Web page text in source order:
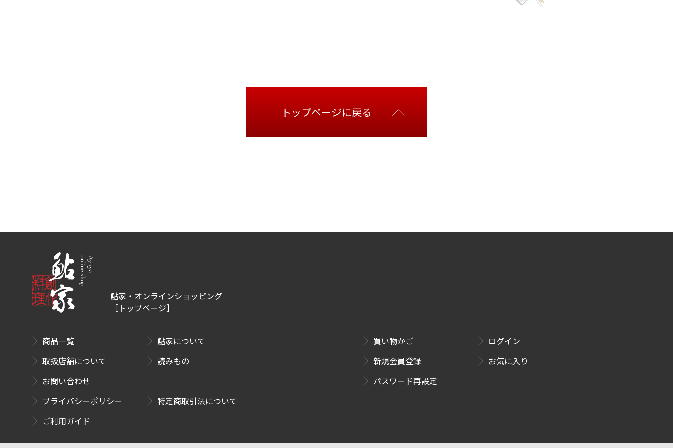
トップページに戻る
鮎家・オンラインショッピング
［トップページ］
商品一覧
鮎家について
取扱店舗について
読みもの
お問い合わせ
プライバシーポリシー
特定商取引法について
ご利用ガイド
買い物かご
ログイン
新規会員登録
お気に入り
パスワード再設定